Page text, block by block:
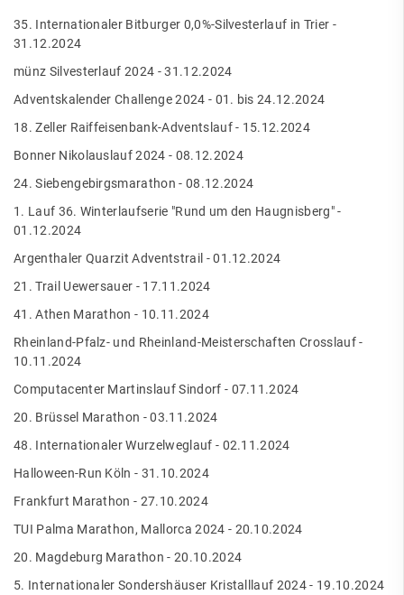
35. Internationaler Bitburger 0,0%-Silvesterlauf in Trier -
31.12.2024
münz Silvesterlauf 2024 - 31.12.2024
Adventskalender Challenge 2024 - 01. bis 24.12.2024
18. Zeller Raiffeisenbank-Adventslauf - 15.12.2024
Bonner Nikolauslauf 2024 - 08.12.2024
24. Siebengebirgsmarathon - 08.12.2024
1. Lauf 36. Winterlaufserie "Rund um den Haugnisberg" -
01.12.2024
Argenthaler Quarzit Adventstrail - 01.12.2024
21. Trail Uewersauer - 17.11.2024
41. Athen Marathon - 10.11.2024
Rheinland-Pfalz- und Rheinland-Meisterschaften Crosslauf -
10.11.2024
Computacenter Martinslauf Sindorf - 07.11.2024
20. Brüssel Marathon - 03.11.2024
48. Internationaler Wurzelweglauf - 02.11.2024
Halloween-Run Köln - 31.10.2024
Frankfurt Marathon - 27.10.2024
TUI Palma Marathon, Mallorca 2024 - 20.10.2024
20. Magdeburg Marathon - 20.10.2024
5. Internationaler Sondershäuser Kristalllauf 2024 - 19.10.2024